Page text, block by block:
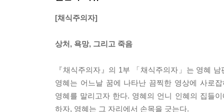
몰랐거든. 나무들이 똑바로 서 있다고만 생각했
(-「나무 불꽃」중에서)
삶에 치이는 순간순간, 일상의 끈을 놓아버리고
범인으로 그 중간을 헤맨다. 작가 한강의 연작
확장하고 다양한 욕망을 보여주면서 또 다른 완결
[채식주의자]
상처, 욕망, 그리고 죽음
『채식주의자』의 1부 「채식주의자」는 영혜
영혜는 어느날 꿈에 나타난 끔찍한 영상에 사로
영혜를 말리고자 한다. 영혜의 언니 인혜의 집들
하자, 영혜는 그 자리에서 손목을 긋는다.